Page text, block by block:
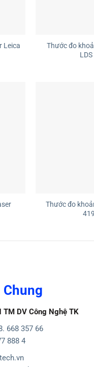
Leica
Thước đo
Thước đo
TM DV Công Nghệ TK
668 357 66
888 4